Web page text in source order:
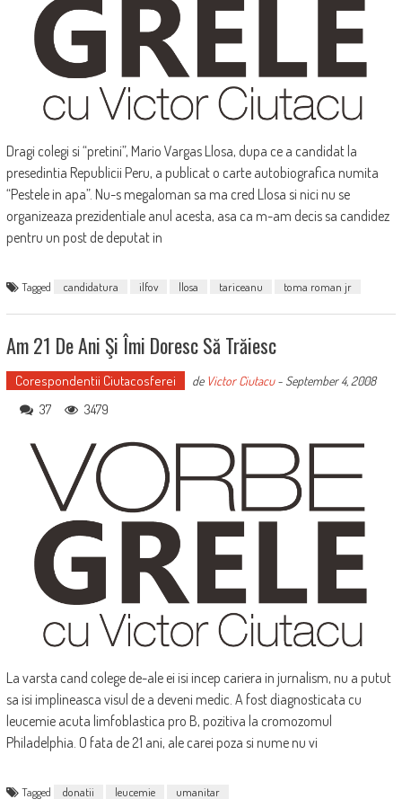
Dragi colegi si “pretini”, Mario Vargas Llosa, dupa ce a candidat la
presedintia Republicii Peru, a publicat o carte autobiografica numita
“Pestele in apa”. Nu-s megaloman sa ma cred Llosa si nici nu se
organizeaza prezidentiale anul acesta, asa ca m-am decis sa candidez
pentru un post de deputat in
Tagged candidatura ilfov llosa tariceanu toma roman jr
Am 21 De Ani Şi Îmi Doresc Să Trăiesc
Corespondentii Ciutacosferei de Victor Ciutacu- September 4, 2008
37 3479
La varsta cand colege de-ale ei isi incep cariera in jurnalism, nu a putut
sa isi implineasca visul de a deveni medic. A fost diagnosticata cu
leucemie acuta limfoblastica pro B, pozitiva la cromozomul
Philadelphia. O fata de 21 ani, ale carei poza si nume nu vi
Tagged donatii leucemie umanitar